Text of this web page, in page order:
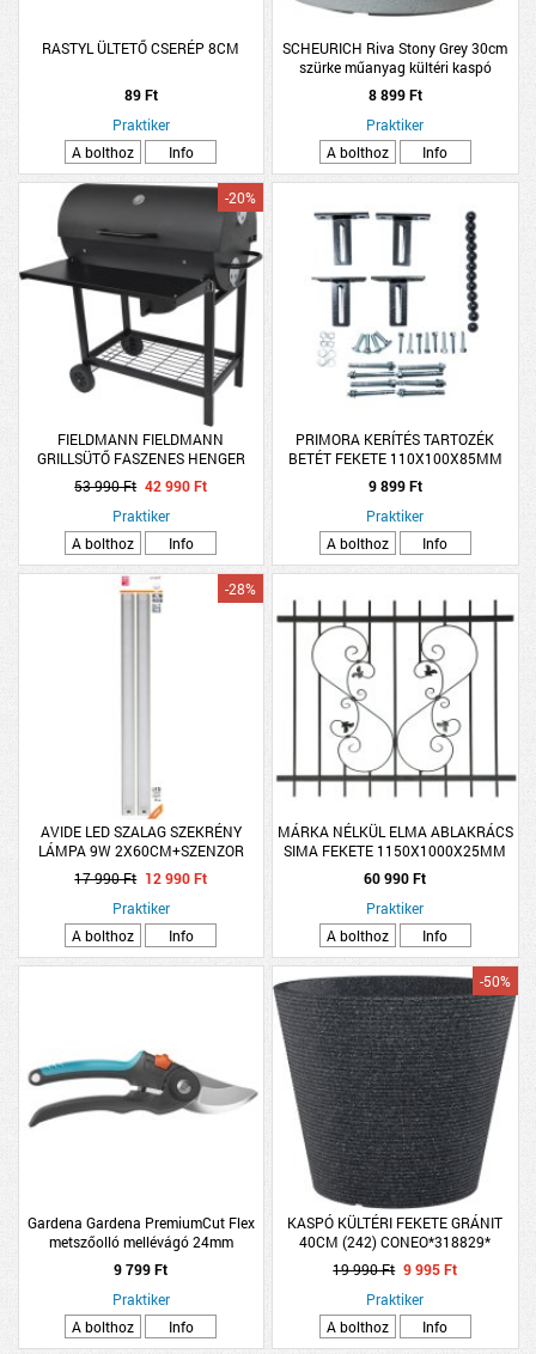
RASTYL ÜLTETŐ CSERÉP 8CM
89 Ft
Praktiker
A bolthoz
Info
SCHEURICH Riva Stony Grey 30cm
szürke műanyag kültéri kaspó
8 899 Ft
Praktiker
A bolthoz
Info
FIELDMANN FIELDMANN
GRILLSÜTŐ FASZENES HENGER
ALAKÚ FZG 1007 GRILLEZÉSI
TERÜLET 71X38 CM
-20%
53 990 Ft 42 990 Ft
Praktiker
A bolthoz
Info
PRIMORA KERÍTÉS TARTOZÉK
BETÉT FEKETE 110X100X85MM
9 899 Ft
Praktiker
A bolthoz
Info
AVIDE LED SZALAG SZEKRÉNY
LÁMPA 9W 2X60CM+SZENZOR
-28%
17 990 Ft 12 990 Ft
Praktiker
A bolthoz
Info
MÁRKA NÉLKÜL ELMA ABLAKRÁCS
SIMA FEKETE 1150X1000X25MM
60 990 Ft
Praktiker
A bolthoz
Info
Gardena Gardena PremiumCut Flex
metszőolló mellévágó 24mm
9 799 Ft
Praktiker
A bolthoz
Info
KASPÓ KÜLTÉRI FEKETE GRÁNIT
40CM (242) CONEO*318829*
-50%
19 990 Ft 9 995 Ft
Praktiker
A bolthoz
Info